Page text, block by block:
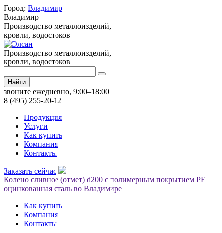
Город: Владимир
Владимир
Производство металлоизделий,
кровли, водостоков
Производство металлоизделий,
кровли, водостоков
Найти
звоните ежедневно, 9:00–18:00
8 (495) 255-20-12
Продукция
Услуги
Как купить
Компания
Контакты
Заказать сейчас
Колено сливное (отмет) d200 с полимерным покрытием PE
оцинкованная сталь во Владимире
Как купить
Компания
Контакты